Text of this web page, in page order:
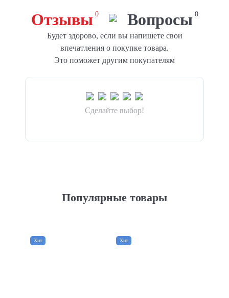
Отзывы 0 Вопросы 0
Будет здорово, если вы напишете свои
впечатления о покупке товара.
Это поможет другим покупателям
Сделайте выбор!
Популярные товары
Хит Хит